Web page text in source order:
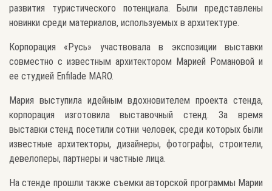
развития туристического потенциала. Были представлены
новинки среди материалов, используемых в архитектуре.
Корпорация «Русь» участвовала в экспозиции выставки
совместно с известным архитектором Марией Романовой и
ее студией Enfilade MARO.
Мария выступила идейным вдохновителем проекта стенда,
корпорация изготовила выставочный стенд. За время
выставки стенд посетили сотни человек, среди которых были
известные архитекторы, дизайнеры, фотографы, строители,
девелоперы, партнеры и частные лица.
На стенде прошли также съемки авторской программы Марии